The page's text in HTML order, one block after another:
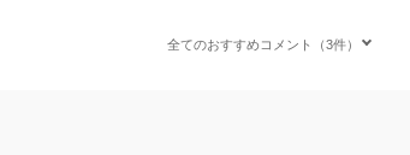
全てのおすすめコメント（3件）